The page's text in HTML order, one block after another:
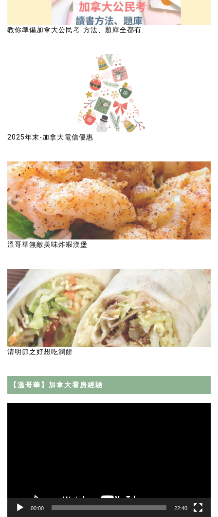
教你準備加拿大公民考-方法、題庫全都有
2025年末-加拿大電信優惠
溫哥華無敵美味炸蝦漢堡
清明節之好想吃潤餅
【溫哥華】加拿大看房經驗
00:00 22:40